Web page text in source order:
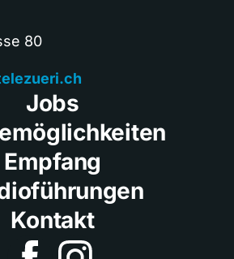
80
Jobs
Empfang
Kontakt